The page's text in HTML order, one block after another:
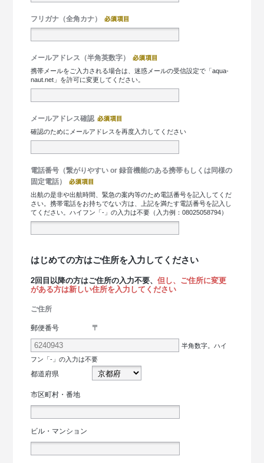
フリガナ（全角カナ）
メールアドレス（半角英数字）
携帯メールをご入力される場合は、迷惑メールの受信設定で「aqua-
naut.net」を許可に変更してください。
メールアドレス確認
確認のためにメールアドレスを再度入力してください
電話番号（繋がりやすい or 録音機能のある携帯もしくは同様の
固定電話）
出航の是非や出航時間、緊急の案内等のため電話番号を記入してくだ
さい。携帯電話をお持ちでない方は、上記を満たす電話番号を記入し
てください。ハイフン「-」の入力は不要（入力例：08025058794）
はじめての方はご住所を入力してください
2回目以降の方はご住所の入力不要、但し、ご住所に変更
がある方は新しい住所を入力してください
ご住所
郵便番号 〒
半角数字。ハイ
フン「-」の入力は不要
都道府県
市区町村・番地
ビル・マンション